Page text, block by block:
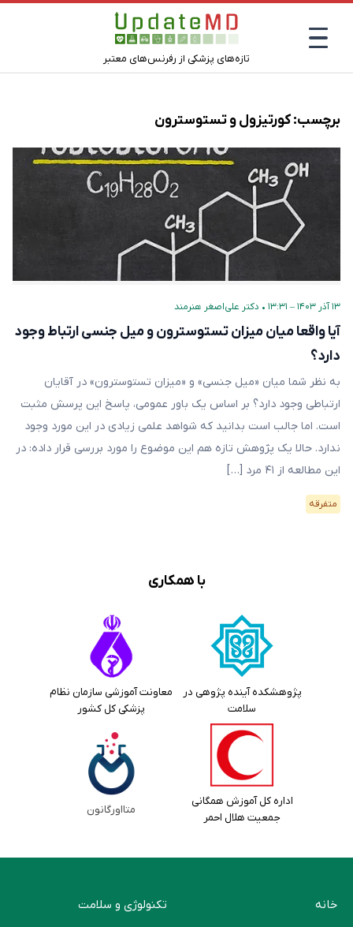
تازه‌های پزشکی از رفرنس‌های معتبر
برچسب:کورتیزول و تستوسترون
۱۳ آذر ۱۴۰۳ – ۱۳:۳۱ • دکتر علی‌اصغر هنرمند
آیا واقعا میان میزان تستوسترون و میل جنسی ارتباط وجود
دارد؟
به نظر شما میان «میل جنسی» و «میزان تستوسترون» در آقایان
ارتباطی وجود دارد؟ بر اساس یک باور عمومی، پاسخ این پرسش مثبت
است. اما جالب است بدانید که شواهد علمی زیادی در این مورد وجود
ندارد. حالا یک پژوهش تازه هم این موضوع را مورد بررسی قرار داده: در
این مطالعه از ۴۱ مرد […]
متفرقه
با همکاری
پژوهشکده آینده پژوهی در
سلامت
معاونت آموزشی سازمان نظام
پزشکی کل کشور
اداره کل آموزش همگانی
جمعیت هلال احمر
متااورگانون
خانه
تکنولوژی و سلامت